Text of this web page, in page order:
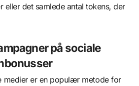
eller det samlede antal tokens, der
på sociale
medier er en populær metode for